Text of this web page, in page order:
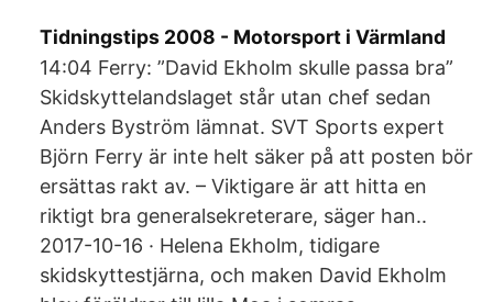
Tidningstips 2008 - Motorsport i Värmland
14:04 Ferry: ”David Ekholm skulle passa bra”
Skidskyttelandslaget står utan chef sedan
Anders Byström lämnat. SVT Sports expert
Björn Ferry är inte helt säker på att posten bör
ersättas rakt av. – Viktigare är att hitta en
riktigt bra generalsekreterare, säger han..
2017-10-16 · Helena Ekholm, tidigare
skidskyttestjärna, och maken David Ekholm